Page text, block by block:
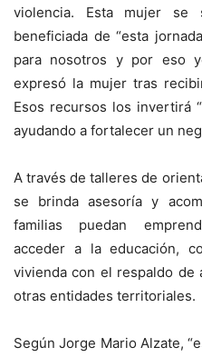
violencia. Esta mujer se
beneficiada de “esta
para nosotros y por eso
expresó la mujer tras
Esos recursos los invertirá
ayudando a fortalecer un
A través de talleres de
se brinda asesoría y
familias puedan
acceder a la educación,
vivienda con el respaldo de
otras entidades territoriales.
Según Jorge Mario Alzate,